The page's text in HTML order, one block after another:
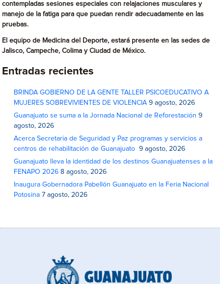
contempladas sesiones especiales con relajaciones musculares y
manejo de la fatiga para que puedan rendir adecuadamente en las
pruebas.
El equipo de Medicina del Deporte, estará presente en las sedes de
Jalisco, Campeche, Colima y Ciudad de México.
Entradas recientes
BRINDA GOBIERNO DE LA GENTE TALLER PSICOEDUCATIVO A
MUJERES SOBREVIVIENTES DE VIOLENCIA 9 agosto, 2026
Guanajuato se suma a la Jornada Nacional de Reforestación 9
agosto, 2026
Acerca Secretaría de Seguridad y Paz programas y servicios a
centros de rehabilitación de Guanajuato
9 agosto, 2026
Guanajuato lleva la identidad de los destinos Guanajuatenses a la
FENAPO 2026 8 agosto, 2026
Inaugura Gobernadora Pabellón Guanajuato en la Feria Nacional
Potosina 7 agosto, 2026